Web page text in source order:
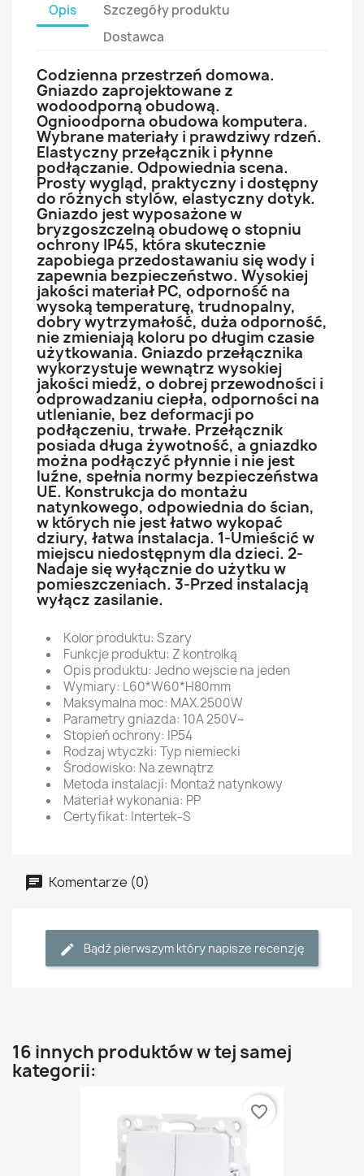
Opis
Szczegóły produktu
Dostawca
Codzienna przestrzeń domowa.
Gniazdo zaprojektowane z
wodoodporną obudową.
Ognioodporna obudowa komputera.
Wybrane materiały i prawdziwy rdzeń.
Elastyczny przełącznik i płynne
podłączanie. Odpowiednia scena.
Prosty wygląd, praktyczny i dostępny
do różnych stylów, elastyczny dotyk.
Gniazdo jest wyposażone w
bryzgoszczelną obudowę o stopniu
ochrony IP45, która skutecznie
zapobiega przedostawaniu się wody i
zapewnia bezpieczeństwo. Wysokiej
jakości materiał PC, odporność na
wysoką temperaturę, trudnopalny,
dobry wytrzymałość, duża odporność,
nie zmieniają koloru po długim czasie
użytkowania. Gniazdo przełącznika
wykorzystuje wewnątrz wysokiej
jakości miedź, o dobrej przewodności i
odprowadzaniu ciepła, odporności na
utlenianie, bez deformacji po
podłączeniu, trwałe. Przełącznik
posiada długa żywotność, a gniazdko
można podłączyć płynnie i nie jest
luźne, spełnia normy bezpieczeństwa
UE. Konstrukcja do montażu
natynkowego, odpowiednia do ścian,
w których nie jest łatwo wykopać
dziury, łatwa instalacja. 1-Umieścić w
miejscu niedostępnym dla dzieci. 2-
Nadaje się wyłącznie do użytku w
pomieszczeniach. 3-Przed instalacją
wyłącz zasilanie.
Kolor produktu: Szary
Funkcje produktu: Z kontrolką
Opis produktu: Jedno wejscie na jeden
Wymiary: L60*W60*H80mm
Maksymalna moc: MAX.2500W
Parametry gniazda: 10A 250V~
Stopień ochrony: IP54
Rodzaj wtyczki: Typ niemiecki
Środowisko: Na zewnątrz
Metoda instalacji: Montaż natynkowy
Materiał wykonania: PP
Certyfikat: Intertek-S
Komentarze (0)
Bądź pierwszym który napisze recenzję
16 innych produktów w tej samej
kategorii:
favorite_border